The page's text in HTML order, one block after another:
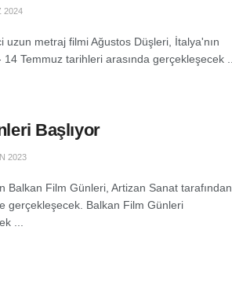
2024
uzun metraj filmi Ağustos Düşleri, İtalya'nın
14 Temmuz tarihleri arasında gerçekleşecek ...
Başlıyor
2023
Balkan Film Günleri, Artizan Sanat tarafından
gerçekleşecek. Balkan Film Günleri
...